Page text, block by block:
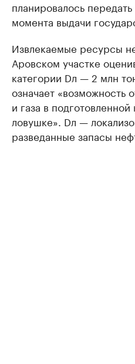
планировалось
момента выдачи
Извлекаемые ресурсы
Аровском участке
категории Dл — 2 млн
означает «возможность
и газа в
ловушке». Dл —
разведанные запасы